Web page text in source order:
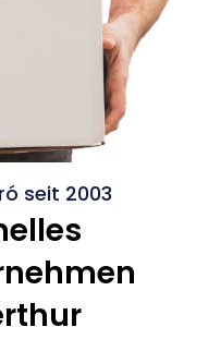
seit 2003